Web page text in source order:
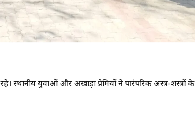
युवाओं और अखाड़ा प्रेमियों ने पारंपरिक अस्त्र-शस्त्रों के